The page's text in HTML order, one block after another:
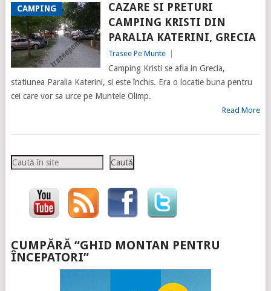
CAMPING
CAZARE SI PRETURI
CAMPING KRISTI DIN
PARALIA KATERINI, GRECIA
Trasee Pe Munte
Camping Kristi se afla in Grecia,
statiunea Paralia Katerini, si este închis. Era o locatie buna pentru
cei care vor sa urce pe Muntele Olimp.
Read More
Caută Caută
CUMPĂRĂ “GHID MONTAN PENTRU
ÎNCEPATORI”